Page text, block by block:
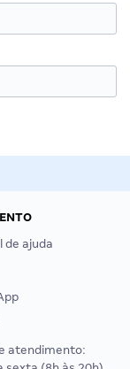
de ajuda
atendimento: